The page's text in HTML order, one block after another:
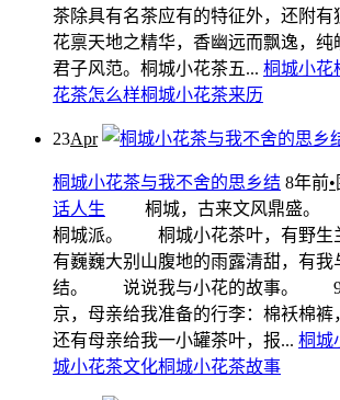
茶除具有名茶应有的特征外，还附有
花禀天地之精华，香幽远而飘逸，纯
君子风范。桐城小花茶五... 桐城小花
花茶怎么样桐城小花茶来历
23Apr
桐城小花茶与我不舍的思乡结 8年前•
话人生
桐城，古来文风鼎盛。
桐城派。 桐城小花茶叶，有野生
有巍巍大别山腹地的雨露清甜，有我
结。 说说我与小花的故事。 97
京，母亲给我准备的行李：棉袄棉
还有母亲给我一小罐茶叶，报... 桐城
城小花茶文化桐城小花茶故事